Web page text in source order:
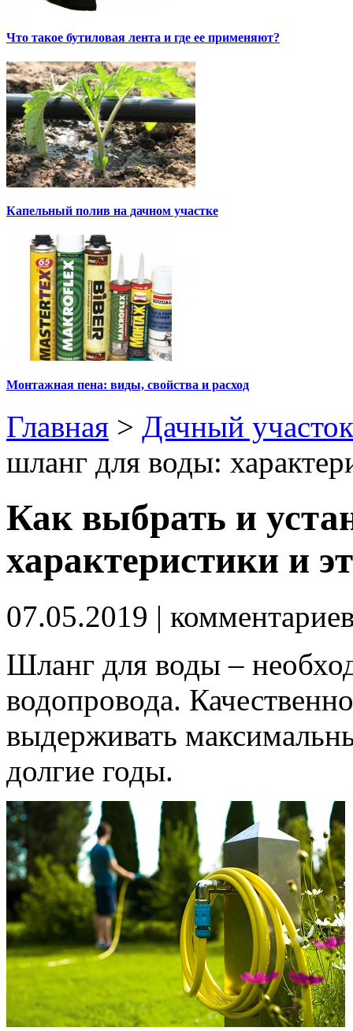
Что такое бутиловая лента и где ее применяют?
Капельный полив на дачном участке
Монтажная пена: виды, свойства и расход
Главная > Дачный участок
шланг для воды:
Как выбрать и
характеристики и
07.05.2019 |
Шланг для воды –
водопровода.
выдерживать
долгие годы.